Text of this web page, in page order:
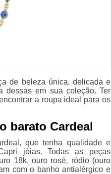
de beleza única, delicada e
dessas em sua coleção. Ter
a roupa ideal para os
barato Cardeal
que tenha qualidade e
jóias. Todas as peças
18k, ouro rosé, ródio (ouro
com o banho antialérgico e